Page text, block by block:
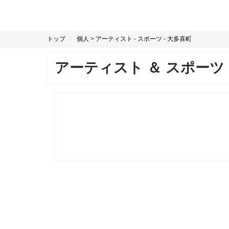
トップ 個人 > アーティスト - スポーツ - 大多喜町
アーティスト ＆ スポーツ